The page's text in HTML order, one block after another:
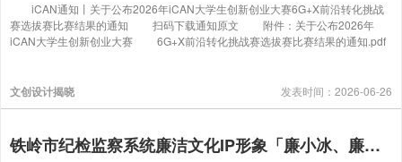
iCAN通知丨关于公布2026年iCAN大学生创新创业大赛6G+X前沿转化挑战
赛选拔赛比赛结果的通知 扫码下载通知原文 附件：关于公布2026年
iCAN大学生创新创业大赛 6G+X前沿转化挑战赛选拔赛比赛结果的通知.pdf
文创设计揭晓 发表时间：2026-06-26
铁岭市纪检监察系统廉洁文化IP形象「廉小冰、廉小雪」正式亮相！等你二创